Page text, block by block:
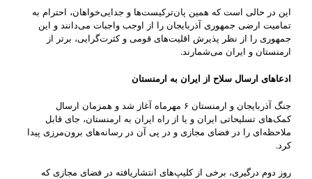
این در حالی است که همین پان‌ترکیست‌ها و جدایی‌خواهان، احترام به
تمامیت ارضی جمهوری آذربایجان را از اوجب واجبات می‌دانند و این
جمهوری را از نظر پذیرش اقلیت‌های قومی و کثرت‌گرایی، برتر از
ارمنستان و ایران می‌شمارند.
ادعا‌های ارسال سلاح از ایران به ارمنستان
جنگ آذربایجان و ارمنستان ۶ مهرماه آغاز شد و همزمان ارسال
کمک‌های تسلیحاتی ایران و یا از راه ایران به ارمنستان، جای قابل
ملاحظه‌ای را در فضای مجازی و در پی آن در رسانه‌های برون‌مرزی پیدا
کرد.
روز دوم درگیری، برخی از کلیپ‌های انتشاریافته در فضای مجازی که